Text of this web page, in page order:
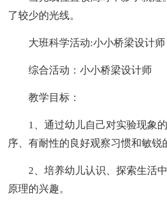
了较少的光线。
大班科学活动:小小桥梁设计师
综合活动：小小桥梁设计师
教学目标：
1、通过幼儿自己对实验现象的
序、有耐性的良好观察习惯和敏锐
2、培养幼儿认识、探索生活中
原理的兴趣。